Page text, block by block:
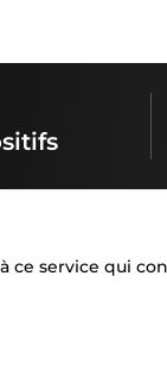
ce service qui